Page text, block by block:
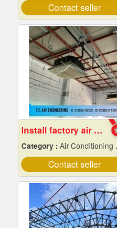
Contact seller
Install factory air conditioning system
Category : Air Conditioning Contractors
Contact seller